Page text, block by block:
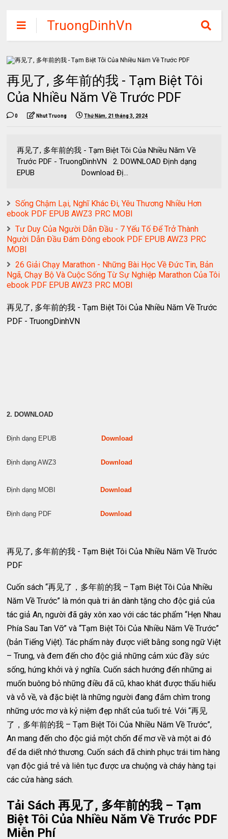
TruongDinhVn
Chia sẽ ebook,
các khóa học,
phần mềm học
tập miễn phí
再见了, 多年前的我 - Tạm Biệt Tôi
Của Nhiều Năm Về Trước PDF
0 Nhut Truong Thứ Năm, 21 tháng 3, 2024
再见了, 多年前的我 - Tạm Biệt Tôi Của Nhiều Năm Về
Trước PDF - TruongDinhVN 2. DOWNLOAD Định dạng
EPUB Download Đị...
Sống Chậm Lại, Nghĩ Khác Đi, Yêu Thương Nhiều Hơn
ebook PDF EPUB AWZ3 PRC MOBI
Tư Duy Của Người Dẫn Đầu - 7 Yếu Tố Để Trở Thành
Người Dẫn Đầu Đám Đông ebook PDF EPUB AWZ3 PRC
MOBI
26 Giải Chạy Marathon - Những Bài Học Về Đức Tin, Bản
Ngã, Chạy Bộ Và Cuộc Sống Từ Sự Nghiệp Marathon Của Tôi
ebook PDF EPUB AWZ3 PRC MOBI
再见了, 多年前的我 - Tạm Biệt Tôi Của Nhiều Năm Về Trước
PDF - TruongDinhVN
2. DOWNLOAD
Định dạng EPUB Download
Định dạng AWZ3 Download
Định dạng MOBI Download
Định dạng PDF Download
再见了, 多年前的我 - Tạm Biệt Tôi Của Nhiều Năm Về Trước
PDF
Cuốn sách “再见了，多年前的我 – Tạm Biệt Tôi Của Nhiều
Năm Về Trước” là món quà tri ân dành tặng cho độc giả của
tác giả An, người đã gây xôn xao với các tác phẩm “Hẹn Nhau
Phía Sau Tan Vỡ” và “Tạm Biệt Tôi Của Nhiều Năm Về Trước”
(bản Tiếng Việt). Tác phẩm này được viết bằng song ngữ Việt
– Trung, và đem đến cho độc giả những cảm xúc đầy sức
sống, hứng khởi và ý nghĩa. Cuốn sách hướng đến những ai
muốn buông bỏ những điều đã cũ, khao khát được thấu hiểu
và vỗ về, và đặc biệt là những người đang đắm chìm trong
những ước mơ và kỷ niệm đẹp nhất của tuổi trẻ. Với “再见
了，多年前的我 – Tạm Biệt Tôi Của Nhiều Năm Về Trước”,
An mang đến cho độc giả một chốn để mơ về và một ai đó
để da diết nhớ thương. Cuốn sách đã chinh phục trái tim hàng
vạn độc giả trẻ và liên tục được ưa chuộng và cháy hàng tại
các cửa hàng sách.
Tải Sách 再见了, 多年前的我 – Tạm
Biệt Tôi Của Nhiều Năm Về Trước PDF
Miễn Phí